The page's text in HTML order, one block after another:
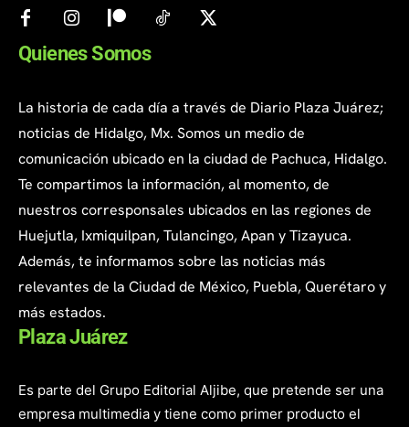
Quienes Somos
La historia de cada día a través de Diario Plaza Juárez;
noticias de Hidalgo, Mx. Somos un medio de
comunicación ubicado en la ciudad de Pachuca, Hidalgo.
Te compartimos la información, al momento, de
nuestros corresponsales ubicados en las regiones de
Huejutla, Ixmiquilpan, Tulancingo, Apan y Tizayuca.
Además, te informamos sobre las noticias más
relevantes de la Ciudad de México, Puebla, Querétaro y
más estados.
Plaza Juárez
Es parte del Grupo Editorial Aljibe, que pretende ser una
empresa multimedia y tiene como primer producto el